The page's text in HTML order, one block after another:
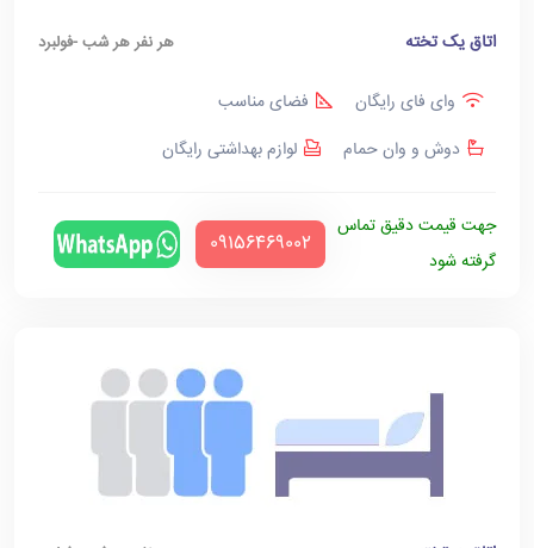
اتاق یک تخته هر نفر هر شب -فولبرد
وای فای رایگان
فضای مناسب
دوش و وان حمام
لوازم بهداشتی رایگان
جهت قیمت دقیق تماس
گرفته شود
‪09156469002‬